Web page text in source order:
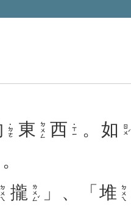
˙ㄉㄜ 東 ㄉㄨㄥ 西 ˙ㄒㄧ 。如 ㄖㄨˊ
ㄉㄨㄟ 攏 ㄌㄨㄥˇ 」、「 堆 ㄉㄨㄟ